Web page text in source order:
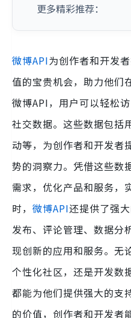
更多精彩推荐：
微博API为创作者和开发
值的宝贵机会，助力他们
微博API，用户可以轻松
社交数据。这些数据包括
动等，为创作者和开发者
势的洞察力。凭借这些数
需求，优化产品和服务，
时， 微博API还提供了强
发布、评论管理、数据分
现创新的应用和服务。无
个性化社区，还是开发数
都能为他们提供强大的支
的价值，创作者和开发者